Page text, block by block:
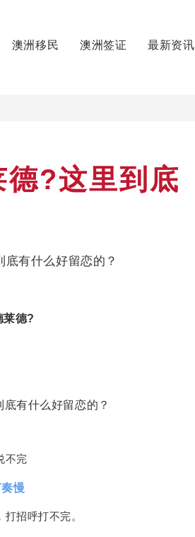
澳洲移民 澳洲签证 最新资讯
?这里到底
莱德?
不完
慢
招呼打不完。